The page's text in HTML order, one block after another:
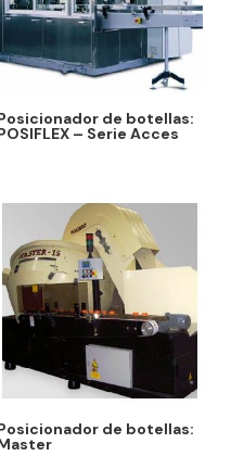
de botellas:
– Serie Acces
de botellas: